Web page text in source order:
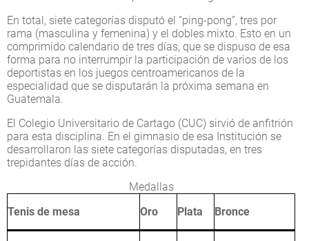
En total, siete categorías disputó el “ping-pong”, tres por
rama (masculina y femenina) y el dobles mixto. Esto en un
comprimido calendario de tres días, que se dispuso de esa
forma para no interrumpir la participación de varios de los
deportistas en los juegos centroamericanos de la
especialidad que se disputarán la próxima semana en
Guatemala.
El Colegio Universitario de Cartago (CUC) sirvió de anfitrión
para esta disciplina. En el gimnasio de esa Institución se
desarrollaron las siete categorías disputadas, en tres
trepidantes días de acción.
Medallas
Tenis de mesa
Oro Plata Bronce